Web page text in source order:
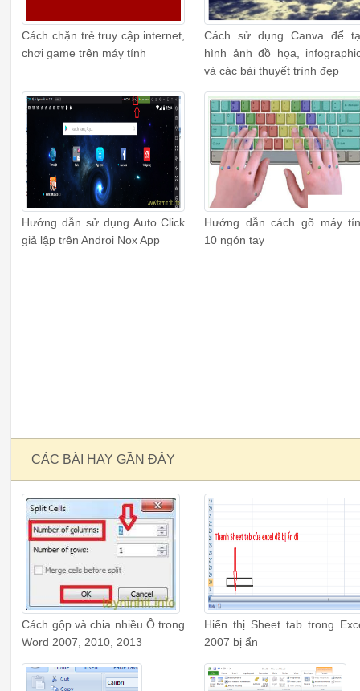
Cách chặn trẻ truy cập internet,
chơi game trên máy tính
Cách sử dụng Canva để
hình ảnh đồ họa,
và các bài thuyết trình đẹp
Hướng dẫn sử dụng Auto Click
giả lập trên Androi Nox App
Hướng dẫn cách gõ máy
10 ngón tay
CÁC BÀI HAY GẦN ĐÂY
Cách gộp và chia nhiều Ô trong
Word 2007, 2010, 2013
Hiển thị Sheet tab trong
2007 bị ẩn